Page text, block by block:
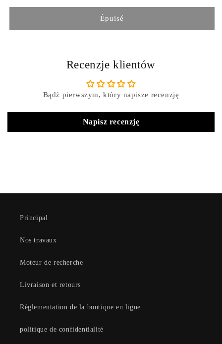
Épuisé
Recenzje klientów
Bądź pierwszym, który napisze recenzję
Napisz recenzję
Principal
Nos travaux
Moteur de recherche
Livraison et retours
Règlementation de la boutique en ligne
politique de confidentialité